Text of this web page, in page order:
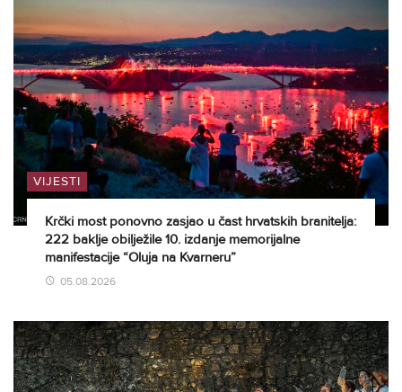
VIJESTI
Krčki most ponovno zasjao u čast hrvatskih branitelja:
222 baklje obilježile 10. izdanje memorijalne
manifestacije “Oluja na Kvarneru”
05.08.2026